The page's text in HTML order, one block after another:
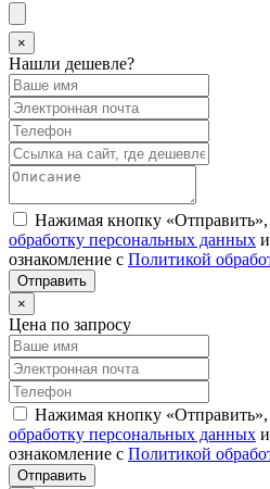
×
Нашли дешевле?
Нажимая кнопку «Отправить»,
обработку персональных данных
ознакомление с Политикой
×
Цена по запросу
Нажимая кнопку «Отправить»,
обработку персональных данных
ознакомление с Политикой